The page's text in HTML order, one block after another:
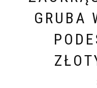
GRUBA